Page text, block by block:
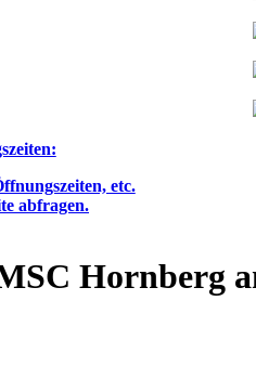
etc.
abfragen.
Hornberg